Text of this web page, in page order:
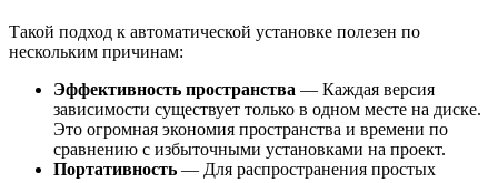
Такой подход к автоматической установке полезен по
нескольким причинам:
Эффективность пространства — Каждая версия
зависимости существует только в одном месте на диске.
Это огромная экономия пространства и времени по
сравнению с избыточными установками на проект.
Портативность — Для распространения простых